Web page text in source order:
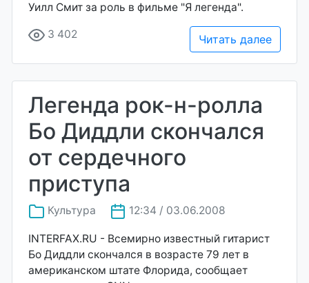
Уилл Смит за роль в фильме "Я легенда".
3 402 Читать далее
Легенда рок-н-ролла
Бо Диддли скончался
от сердечного
приступа
Культура 12:34 / 03.06.2008
INTERFAX.RU - Всемирно известный гитарист
Бо Диддли скончался в возрасте 79 лет в
американском штате Флорида, сообщает